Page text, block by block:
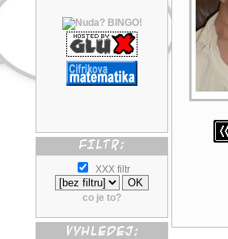
XXX filtr
co je to?